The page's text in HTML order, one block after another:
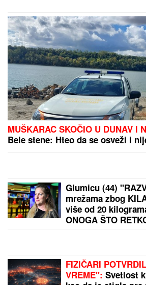
(VIDEO) JOVANA JEREMIĆ
PROGRAMSvi misle da su ove
upućene Draganu: "Svima sam